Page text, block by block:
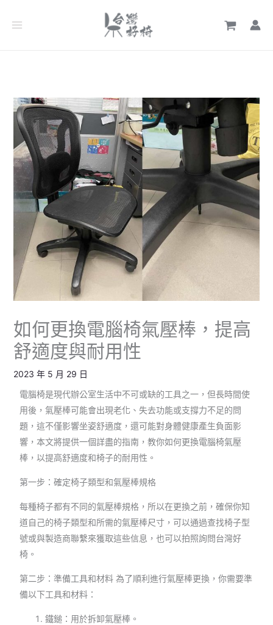
如何更換電腦椅氣壓棒，提高
舒適度與耐用性
2023 年 5 月 29 日
電腦椅是現代辦公室生活中不可或缺的工具之一，但長時間使
用後，氣壓棒可能會出現老化、失去功能或支撐力不足的問
題，這不僅影響坐姿舒適度，還可能對身體健康產生負面影
響，本文將提供一個詳盡的指南，教你如何更換電腦椅氣壓
棒，以提高舒適度和椅子的耐用性。
第一步：確定椅子類型和氣壓棒規格
每種椅子都有不同的氣壓棒規格，所以在更換之前，確保你知
道自己的椅子類型和所需的氣壓棒尺寸，可以通過查找椅子型
號或與製造商聯繫來獲取這些信息，也可以拍照詢問台灣好
椅。
第二步：準備工具和材料 為了順利進行氣壓棒更換，你需要準
備以下工具和材料：
鐵鎚：用於拆卸氣壓棒。
章